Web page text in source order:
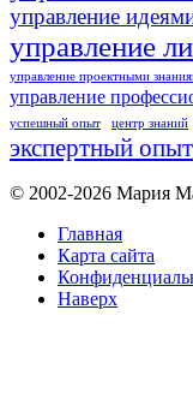
управление
управление
управление проектными
управление
успешный опыт
центр знаний
экспертный опыт
© 2002-2026 Мария
Главная
Карта сайта
Наверх